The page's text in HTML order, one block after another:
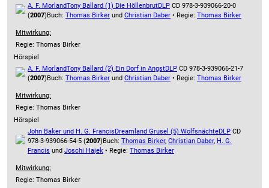
A. F. MorlandTony Ballard (1) Die HöllenbrutDLP CD 978-3-939066-20-0
(2007)Buch: Thomas Birker und Christian Daber • Regie: Thomas Birker
Mitwirkung:
Regie: Thomas Birker
Hörspiel
A. F. MorlandTony Ballard (2) Ein Dorf in AngstDLP CD 978-3-939066-21-7
(2007)Buch: Thomas Birker und Christian Daber • Regie: Thomas Birker
Mitwirkung:
Regie: Thomas Birker
Hörspiel
John Baker und H. G. FrancisDreamland Grusel (5) WolfsnächteDLP CD
978-3-939066-54-5 (2007)Buch: Thomas Birker, Christian Daber, H. G.
Francis und Joschi Hajek • Regie: Thomas Birker
Mitwirkung:
Regie: Thomas Birker